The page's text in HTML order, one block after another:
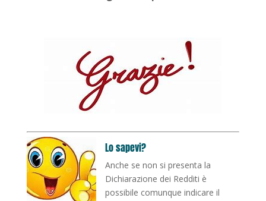
Lo sapevi?
Anche se non si presenta la
Dichiarazione dei Redditi è
possibile comunque indicare il